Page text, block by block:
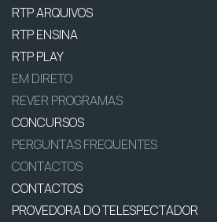
RTP ARQUIVOS
RTP ENSINA
RTP PLAY
EM DIRETO
REVER PROGRAMAS
CONCURSOS
PERGUNTAS FREQUENTES
CONTACTOS
CONTACTOS
PROVEDORA DO TELESPECTADOR